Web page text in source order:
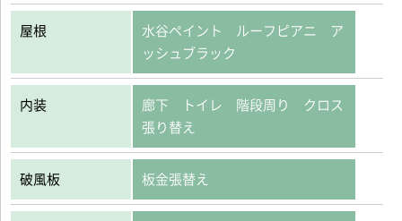
屋根
水谷ペイント ルーフピアニ ア
ッシュブラック
内装
廊下 トイレ 階段周り クロス
張り替え
破風板 板金張替え